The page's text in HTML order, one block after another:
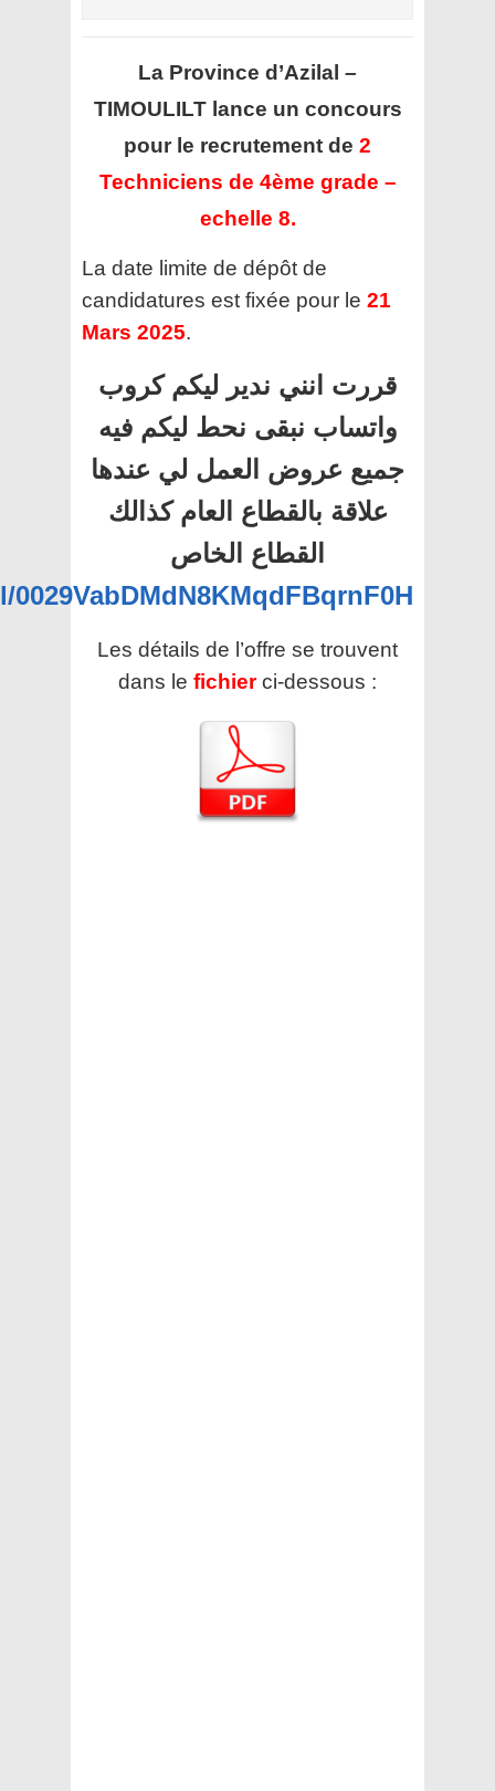
La Province d’Azilal –
TIMOULILT lance un concours
pour le recrutement de 2
Techniciens de 4ème grade –
echelle 8.
La date limite de dépôt de
candidatures est fixée pour le 21
Mars 2025.
قررت انني ندير ليكم كروب
واتساب نبقى نحط ليكم فيه
جميع عروض العمل لي عندها
علاقة بالقطاع العام كذالك
القطاع الخاص
Les détails de l’offre se trouvent
dans le fichier ci-dessous :